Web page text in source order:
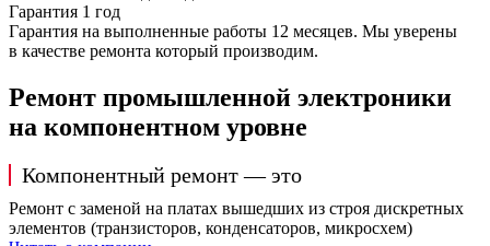
Гарантия 1 год
Гарантия на выполненные работы 12 месяцев. Мы уверены
в качестве ремонта который производим.
Ремонт промышленной электроники
на компонентном уровне
Компонентный ремонт — это
Ремонт с заменой на платах вышедших из строя дискретных
элементов (транзисторов, конденсаторов, микросхем)